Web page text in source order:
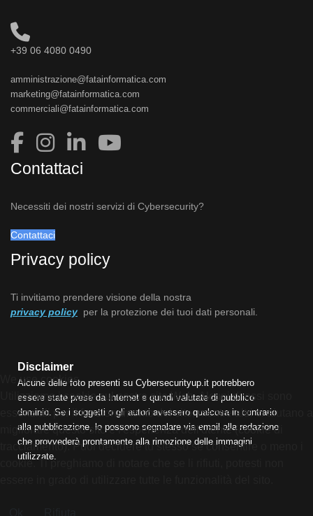
+39 06 4080 0490
amministrazione@fatainformatica.com
marketing@fatainformatica.com
commerciali@fatainformatica.com
Contattaci
Necessiti dei nostri servizi di Cybersecurity?
Contattaci
Privacy policy
Ti invitiamo prendere visione della nostra
privacy policy per la protezione dei tuoi dati personali.
Disclaimer
Alcune delle foto presenti su Cybersecurityup.it potrebbero
essere state prese da Internet e quindi valutate di pubblico
dominio. Se i soggetti o gli autori avessero qualcosa in contrario
alla pubblicazione, lo possono segnalare via email alla redazione
che provvederà prontamente alla rimozione delle immagini
utilizzate.
We use cookies
Utilizziamo i cookie sul nostro sito Web. Alcuni di essi sono
essenziali per il funzionamento del sito, mentre altri ci aiutano a
migliorare questo sito e l'esperienza dell'utente (cookie di
tracciamento). Puoi decidere tu stesso se consentire o meno i
cookie. Ti preghiamo di notare che se li rifiuti, potresti non